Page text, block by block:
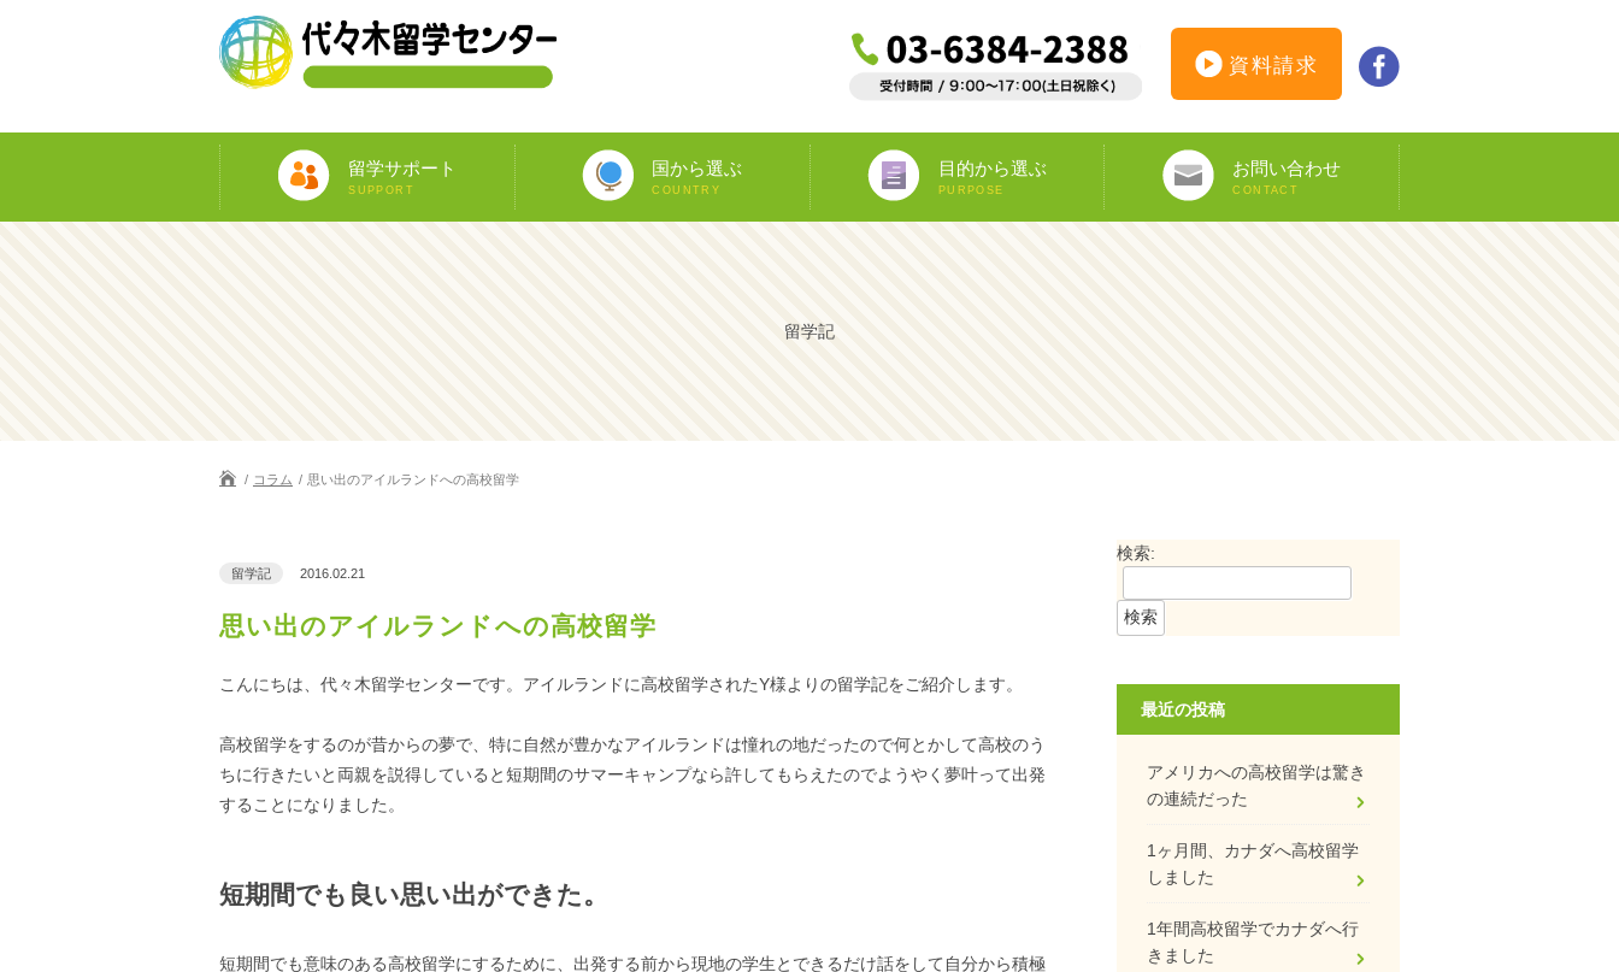
資料請求
留学サポート
SUPPORT
国から選ぶ
COUNTRY
アメリカ
カナダ
オーストラリア
ニュージーランド
イギリス
アイルランド
マルタ
イタリア
スペイン
フランス
ドイツ
南アフリカ
目的から選ぶ
PURPOSE
語学留学
教師宅ホームステイ
中学/高校正規留学
大学正規留学
専門留学
語学プラスα
海外ボランティア
海外インターンシップ
オペア
ワーキングホリデー
お問い合わせ
CONTACT
カウンセリング予約
資料請求
オンライン申し込み
インターンシップ仮登録
ビザ申請サポート
DS-160
留学記
コラム 思い出のアイルランドへの高校留学
留学記 2016.02.21
思い出のアイルランドへの高校留学
こんにちは、代々木留学センターです。アイルランドに高校留学されたY様よりの留学記をご紹介します。
高校留学をするのが昔からの夢で、特に自然が豊かなアイルランドは憧れの地だったので何とかして高校のう
ちに行きたいと両親を説得していると短期間のサマーキャンプなら許してもらえたのでようやく夢叶って出発
することになりました。
短期間でも良い思い出ができた。
短期間でも意味のある高校留学にするために、出発する前から現地の学生とできるだけ話をして自分から積極
検索:
最近の投稿
アメリカへの高校留学は驚き
の連続だった
1ヶ月間、カナダへ高校留学
しました
1年間高校留学でカナダへ行
きました